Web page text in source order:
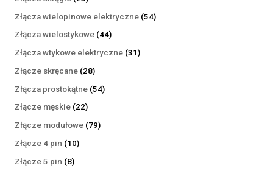
produktów
Złącza wielopinowe elektryczne 5454
Złącza wielostykowe 4444
produkty
Złącza wtykowe elektryczne 3131
Złącze skręcane 2828
produktów
Złącza prostokątne 5454
Złącze męskie 2222
produkty
Złącze modułowe 7979
Złącze 4 pin 1010
Złącze 5 pin 88